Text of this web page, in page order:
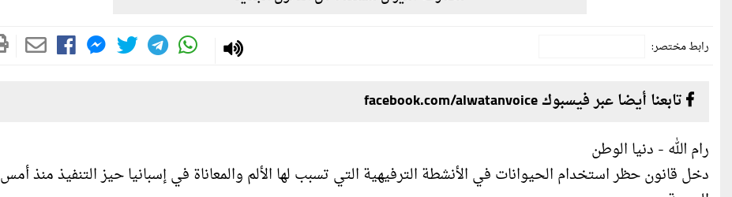
رابط مختصر:
تابعنا أيضا عبر فيسبوك facebook.com/alwatanvoice
رام الله - دنيا الوطن
دخل قانون حظر استخدام الحيوانات في الأنشطة الترفيهية التي تسبب لها الألم والمعاناة في إسبانيا حيز التنفيذ منذ أمس